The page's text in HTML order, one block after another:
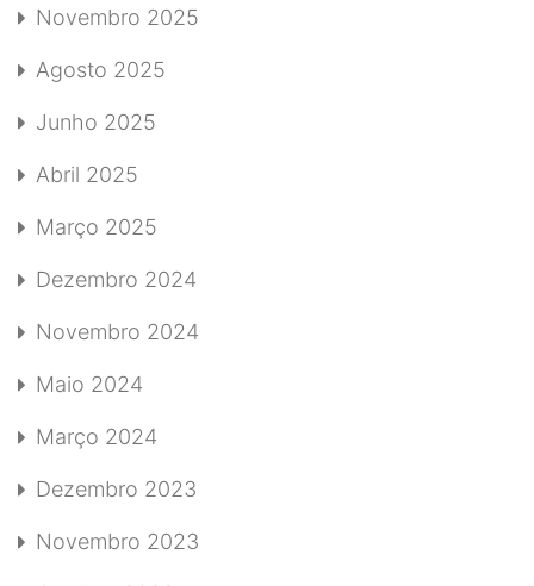
Novembro 2025
Agosto 2025
Junho 2025
Abril 2025
Março 2025
Dezembro 2024
Novembro 2024
Maio 2024
Março 2024
Dezembro 2023
Novembro 2023